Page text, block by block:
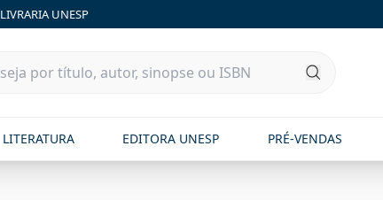
LIVRARIA UNESP
LITERATURA EDITORA UNESP PRÉ-VENDAS